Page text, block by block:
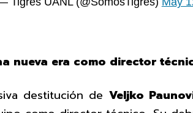
nueva era como director
destitución de Veljko